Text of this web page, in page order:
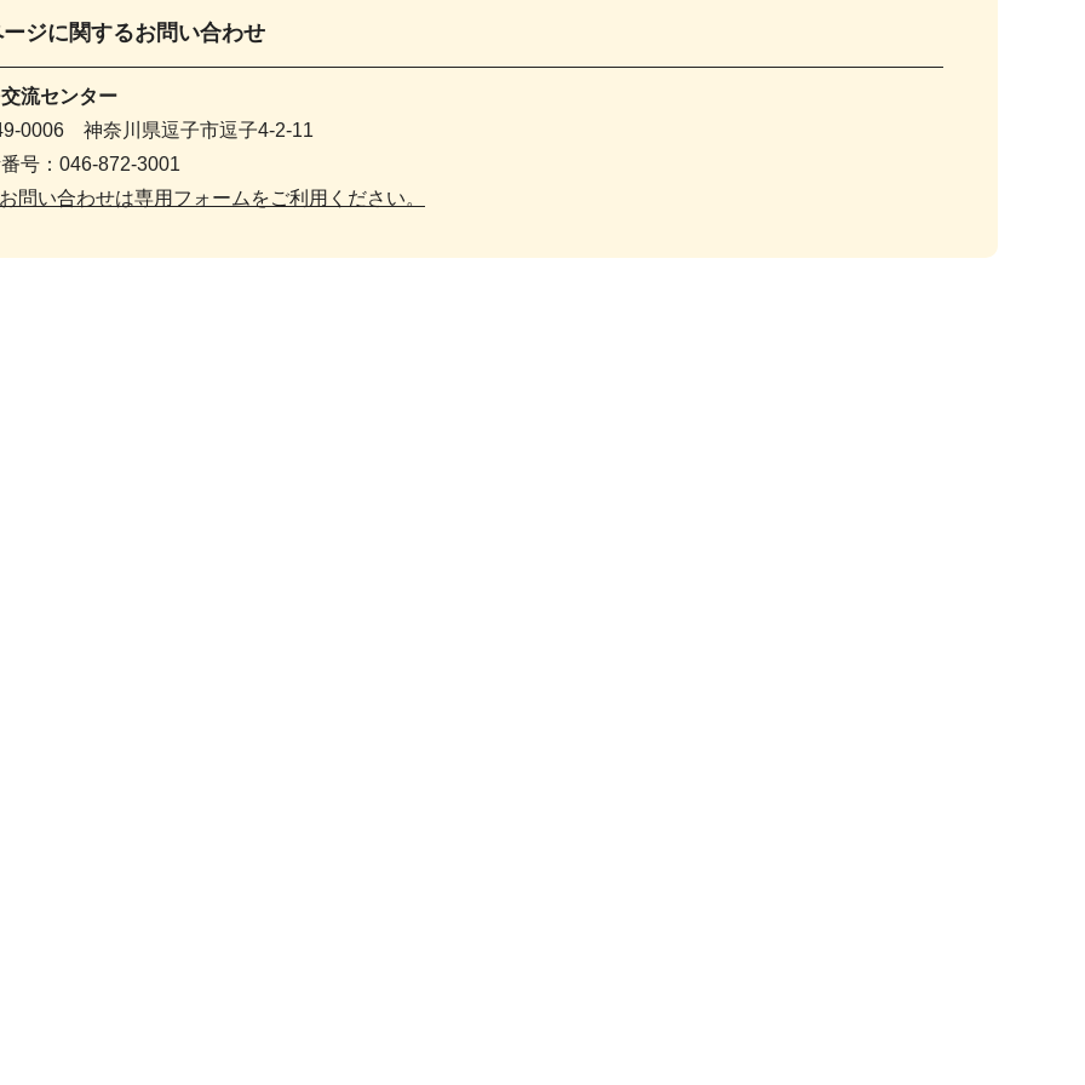
ジに関するお問い合わせ
流センター
0006 神奈川県逗子市逗子4-2-11
号：046-872-3001
お問い合わせは専用フォームをご利用ください。